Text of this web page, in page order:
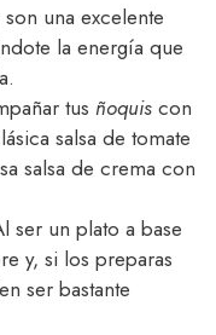
son una excelente
la energía que
tus ñoquis con
salsa de tomate
salsa de crema con
ser un plato a base
y, si los preparas
ser bastante